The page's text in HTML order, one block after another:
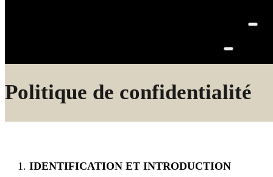
Politique de confidentialité
IDENTIFICATION ET INTRODUCTION